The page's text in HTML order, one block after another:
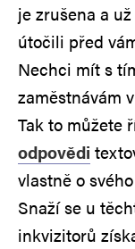
je zrušena a
útočili před
Nechci mít s
zaměstnávám
Tak to můžete
odpovědi
vlastně o
Snaží se u
inkvizitorů